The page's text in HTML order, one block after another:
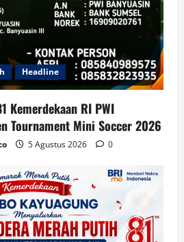
Headline
Kemerdekaan RI PWI
Tournament Mini Soccer 2026
5 Agustus 2026 0